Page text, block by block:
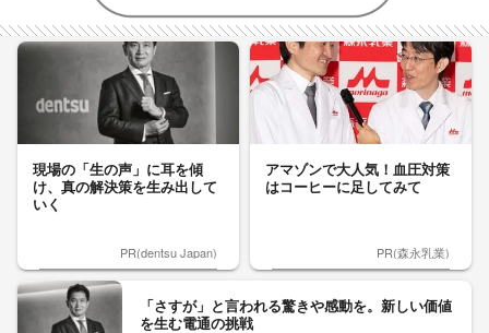
現場の「生の声」に耳を傾
け、真の解決策を生み出して
いく
PR(dentsu Japan)
アマゾンで大人気！血圧対策
はコーヒーに足してみて
PR(森永乳業)
「さすが」と言われる驚きや感動を。新しい価値
を生む電通の挑戦